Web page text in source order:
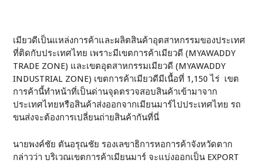
เมียวดีเป็นแหล่งการค้าและผลิตสินค้าอุตสาหกรรมของประเทศ
ที่ติดกับประเทศไทย เพราะมีเขตการค้าเมียวดี (MYAWADDY
TRADE ZONE) และเขตอุตสาหกรรมเมียวดี (MYAWADDY
INDUSTRIAL ZONE) เขตการค้าเมียวดีมีเนื้อที่ 1,150 ไร่ เขต
การค้านี้ทำหน้าที่เป็นด่านจุดตรวจสอบสินค้าเข้ามาจาก
ประเทศไทยหรือสินค้าส่งออกจากเมียนมาร์ไปประเทศไทย รถ
ขนส่งจะต้องการเปลี่ยนถ่ายสินค้ากันที่นี่
นายพงค์ชัย ตันอรุณชัย รองเลขาธิการหอการค้าจังหวัดตาก
กล่าวว่า บริเวณเขตการค้าเมียนมาร์ จะแบ่งออกเป็น EXPORT